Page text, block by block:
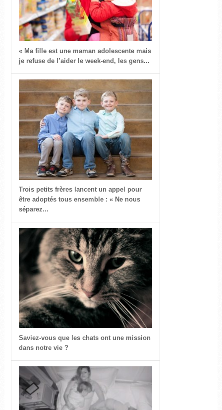
« Ma fille est une maman adolescente mais
je refuse de l’aider le week-end, les gens...
Trois petits frères lancent un appel pour
être adoptés tous ensemble : « Ne nous
séparez...
Saviez-vous que les chats ont une mission
dans notre vie ?